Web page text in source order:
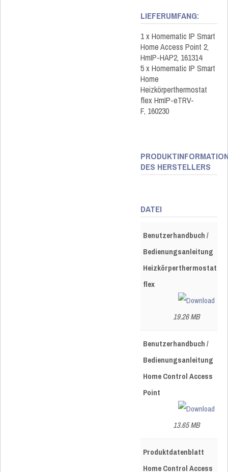
LIEFERUMFANG:
1 x Homematic IP Smart
Home Access Point 2,
HmIP-HAP2, 161314
5 x Homematic IP Smart
Home
Heizkörperthermostat
flex HmIP-eTRV-
F, 160230
DES HERSTELLERS
DATEI
Benutzerhandbuch /
Bedienungsanleitung
Heizkörperthermostat
flex
19.26 MB
Benutzerhandbuch /
Bedienungsanleitung
Home Control Access
Point
13.65 MB
Produktdatenblatt
Home Control Access